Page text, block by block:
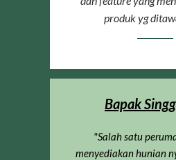
produk yg
Bapak
"Salah satu
menyediakan hunian